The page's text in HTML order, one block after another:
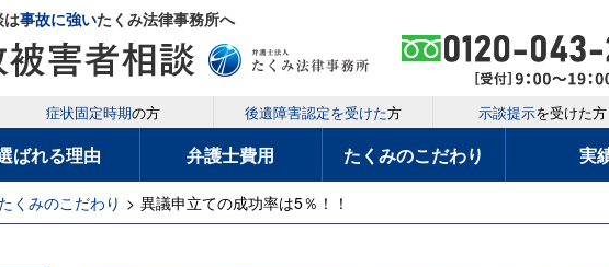
は事故に強いたくみ法律事務所へ
症状固定時期の方 後遺障害認定を受けた方 示談提示を受けた方
ばれる理由 弁護士費用 たくみのこだわり 実
たくみのこだわり > 異議申立ての成功率は5％！！